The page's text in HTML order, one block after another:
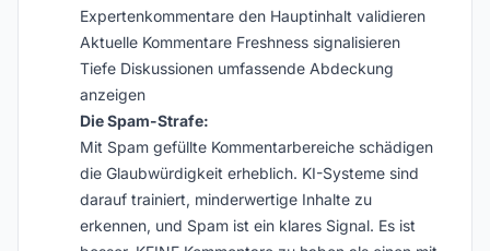
Expertenkommentare den Hauptinhalt validieren
Aktuelle Kommentare Freshness signalisieren
Tiefe Diskussionen umfassende Abdeckung
anzeigen
Die Spam-Strafe:
Mit Spam gefüllte Kommentarbereiche schädigen
die Glaubwürdigkeit erheblich. KI-Systeme sind
darauf trainiert, minderwertige Inhalte zu
erkennen, und Spam ist ein klares Signal. Es ist